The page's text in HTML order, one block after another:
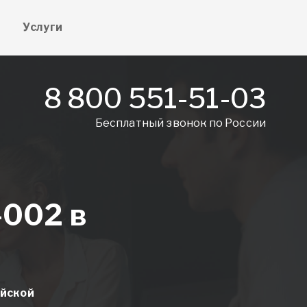
Услуги
8 800 551-51-03
Бесплатный звонок по России
в